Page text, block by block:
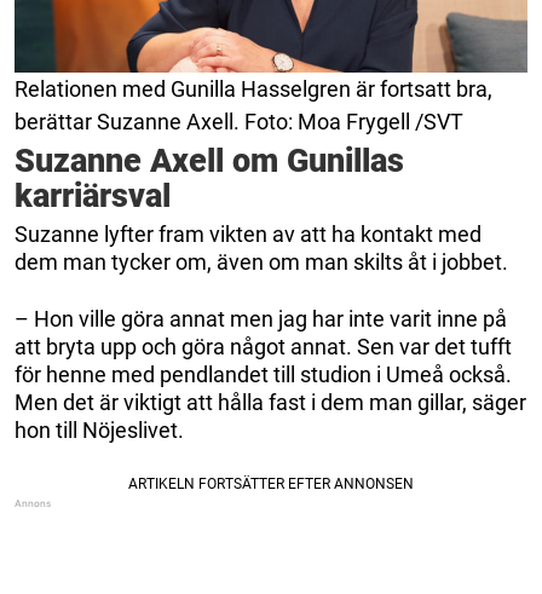
Relationen med Gunilla Hasselgren är fortsatt bra,
berättar Suzanne Axell. Foto: Moa Frygell /SVT
Suzanne Axell om Gunillas
karriärsval
Suzanne lyfter fram vikten av att ha kontakt med
dem man tycker om, även om man skilts åt i jobbet.
– Hon ville göra annat men jag har inte varit inne på
att bryta upp och göra något annat. Sen var det tufft
för henne med pendlandet till studion i Umeå också.
Men det är viktigt att hålla fast i dem man gillar, säger
hon till Nöjeslivet.